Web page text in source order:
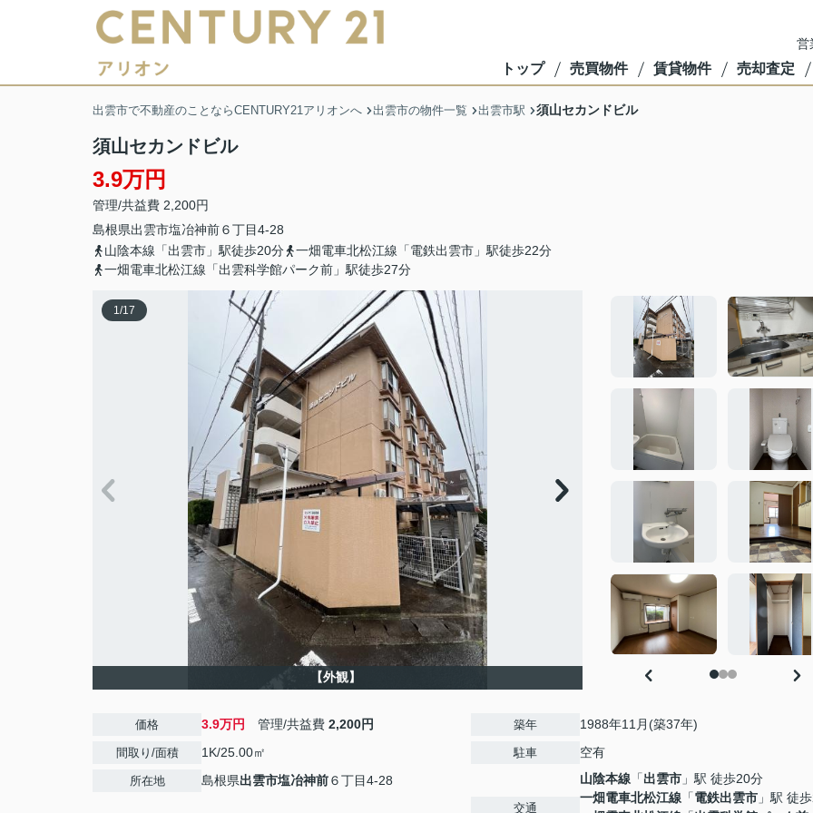
営
トップ 売買物件 賃貸物件 売却査定
出雲市で不動産のことならCENTURY21アリオンへ 出雲市の物件一覧 出雲市駅 須山セカンドビル
須山セカンドビル
3.9万円
管理/共益費 2,200円
島根県出雲市塩冶神前６丁目4-28
山陰本線「出雲市」駅徒歩20分
一畑電車北松江線「電鉄出雲市」駅徒歩22分
一畑電車北松江線「出雲科学館パーク前」駅徒歩27分
1/17
【外観】
価格 3.9万円 管理/共益費 2,200円
間取り/面積 1K/25.00㎡
所在地 島根県出雲市塩冶神前６丁目4-28
築年 1988年11月(築37年)
駐車 空有
交通
山陰本線 「出雲市 」駅 徒歩20分
一畑電車北松江線 「電鉄出雲市 」駅 徒